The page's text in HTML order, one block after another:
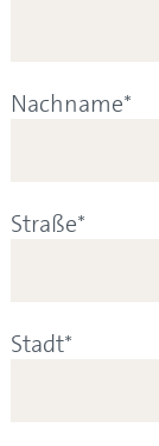
Nachname*
Straße*
Stadt*